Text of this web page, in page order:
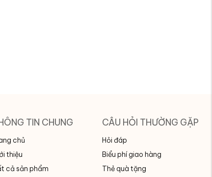
TIN CHUNG
chủ
thiệu
cả sản phẩm
CÂU HỎI THƯỜNG GẶP
Hỏi đáp
Biểu phí giao hàng
Thẻ quà tặng